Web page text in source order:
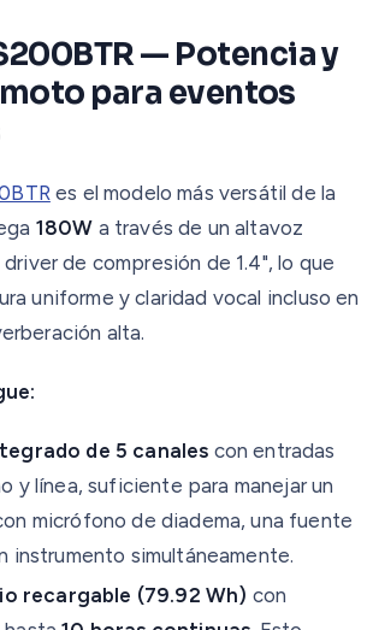
— Potencia y
para eventos
es el modelo más versátil de la
180W a través de un altavoz
de compresión de 1.4", lo que
uniforme y claridad vocal incluso en
alta.
de 5 canales con entradas
y línea, suficiente para manejar un
micrófono de diadema, una fuente
instrumento simultáneamente.
recargable (79.92 Wh) con